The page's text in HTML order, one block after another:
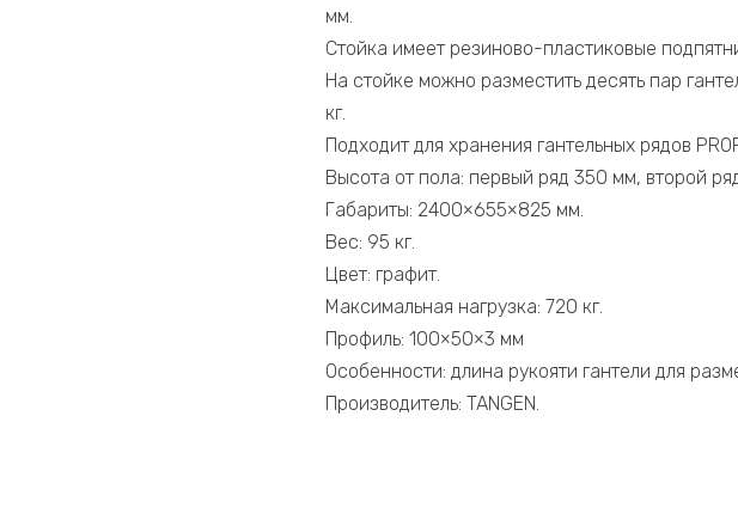
мм.
Стойка имеет резиново-пластиковые
На стойке можно разместить десять пар
кг.
Подходит для хранения гантельных рядов
Высота от пола: первый ряд 350 мм, второй
Габариты: 2400×655×825 мм.
Вес: 95 кг.
Цвет: графит.
Максимальная нагрузка: 720 кг.
Профиль: 100×50×3 мм
Особенности: длина рукояти гантели для
Производитель: TANGEN.